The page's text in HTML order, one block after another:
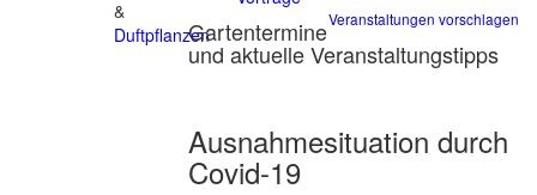
&
Duftpflanzen
Veranstaltungen vorschlagen
Gartentermine
und aktuelle Veranstaltungstipps
Ausnahmesituation durch
Covid-19